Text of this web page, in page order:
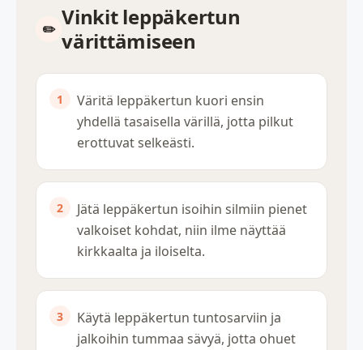
Vinkit leppäkertun
värittämiseen
Väritä leppäkertun kuori ensin
yhdellä tasaisella värillä, jotta pilkut
erottuvat selkeästi.
Jätä leppäkertun isoihin silmiin pienet
valkoiset kohdat, niin ilme näyttää
kirkkaalta ja iloiselta.
Käytä leppäkertun tuntosarviin ja
jalkoihin tummaa sävyä, jotta ohuet